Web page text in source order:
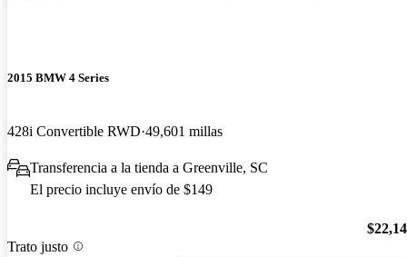
2015 BMW 4 Series
428i Convertible RWD 49,601 millas
Transferencia a la tienda a Greenville, SC
El precio incluye envío de $149
Trato justo